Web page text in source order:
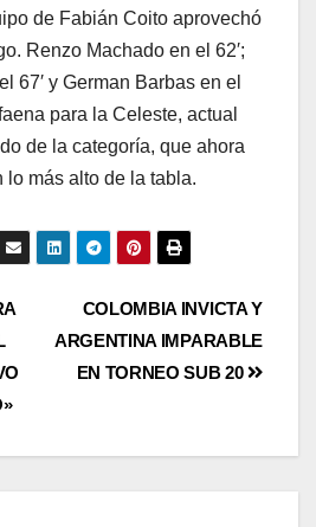
de Fabián Coito aprovechó
Renzo Machado en el 62′;
67′ y German Barbas en el
para la Celeste, actual
de la categoría, que ahora
lo más alto de la tabla.
COLOMBIA INVICTA Y
ARGENTINA IMPARABLE
EN TORNEO SUB 20